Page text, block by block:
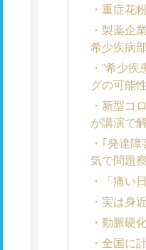
重症花
製薬企
希少疾病
“希少疾
グの可能性
新型コ
が講演で
｢発達
気で問題
「痛い
実は身
動脈硬
全国に